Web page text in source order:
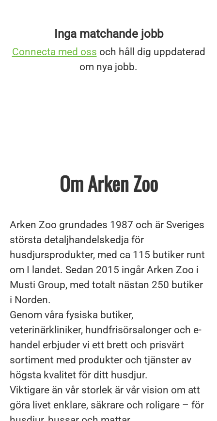
Inga matchande jobb
Connecta med oss och håll dig uppdaterad
om nya jobb.
Om Arken Zoo
Arken Zoo grundades 1987 och är Sveriges
största detaljhandelskedja för
husdjursprodukter, med ca 115 butiker runt
om I landet. Sedan 2015 ingår Arken Zoo i
Musti Group, med totalt nästan 250 butiker
i Norden.
Genom våra fysiska butiker,
veterinärkliniker, hundfrisörsalonger och e-
handel erbjuder vi ett brett och prisvärt
sortiment med produkter och tjänster av
högsta kvalitet för ditt husdjur.
Viktigare än vår storlek är vår vision om att
göra livet enklare, säkrare och roligare – för